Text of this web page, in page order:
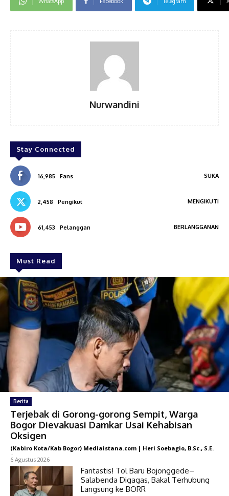
Nurwandini
Stay Connected
16,985 Fans SUKA
2,458 Pengikut MENGIKUTI
61,453 Pelanggan BERLANGGANAN
Must Read
Berita
Terjebak di Gorong-gorong Sempit, Warga
Bogor Dievakuasi Damkar Usai Kehabisan
Oksigen
(Kabiro Kota/Kab Bogor) Mediaistana.com | Heri Soebagio, B.Sc., S.E.
-
6 Agustus 2026
Fantastis! Tol Baru Bojonggede–
Salabenda Digagas, Bakal Terhubung
Langsung ke BORR